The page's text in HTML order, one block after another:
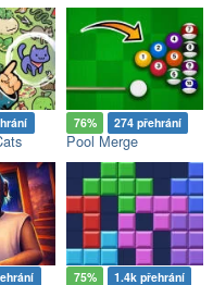
76% 274 přehrání
Pool Merge
75% 1.4k přehrání